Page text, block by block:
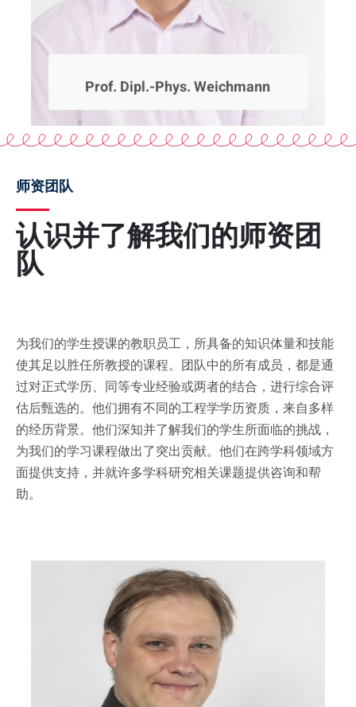
Prof. Dipl.-Phys. Weichmann
认识并了解我们的师资团
队
师资团队
为我们的学生授课的教职员工，所具备的知识体量和技能
使其足以胜任所教授的课程。团队中的所有成员，都是通
过对正式学历、同等专业经验或两者的结合，进行综合评
估后甄选的。他们拥有不同的工程学学历资质，来自多样
的经历背景。他们深知并了解我们的学生所面临的挑战，
为我们的学习课程做出了突出贡献。他们在跨学科领域方
面提供支持，并就许多学科研究相关课题提供咨询和帮
助。